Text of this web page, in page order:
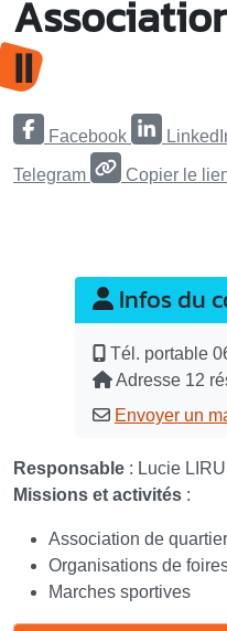
II
Facebook
Telegram Copier le
Infos du
Tél. portable
Adresse 12
Envoyer un
Responsable : Lucie
Missions et activités :
Association de
Organisations de
Marches sportives